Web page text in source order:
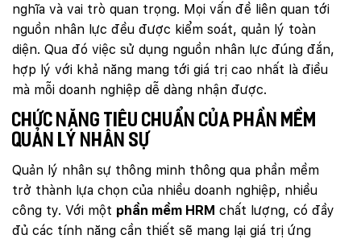
nghĩa và vai trò quan trọng. Mọi vấn đề liên quan tới
nguồn nhân lực đều được kiểm soát, quản lý toàn
diện. Qua đó việc sử dụng nguồn nhân lực đúng đắn,
hợp lý với khả năng mang tới giá trị cao nhất là điều
mà mỗi doanh nghiệp dễ dàng nhận được.
Chức năng tiêu chuẩn của phần mềm
quản lý nhân sự
Quản lý nhân sự thông minh thông qua phần mềm
trở thành lựa chọn của nhiều doanh nghiệp, nhiều
công ty. Với một phần mềm HRM chất lượng, có đầy
đủ các tính năng cần thiết sẽ mang lại giá trị ứng